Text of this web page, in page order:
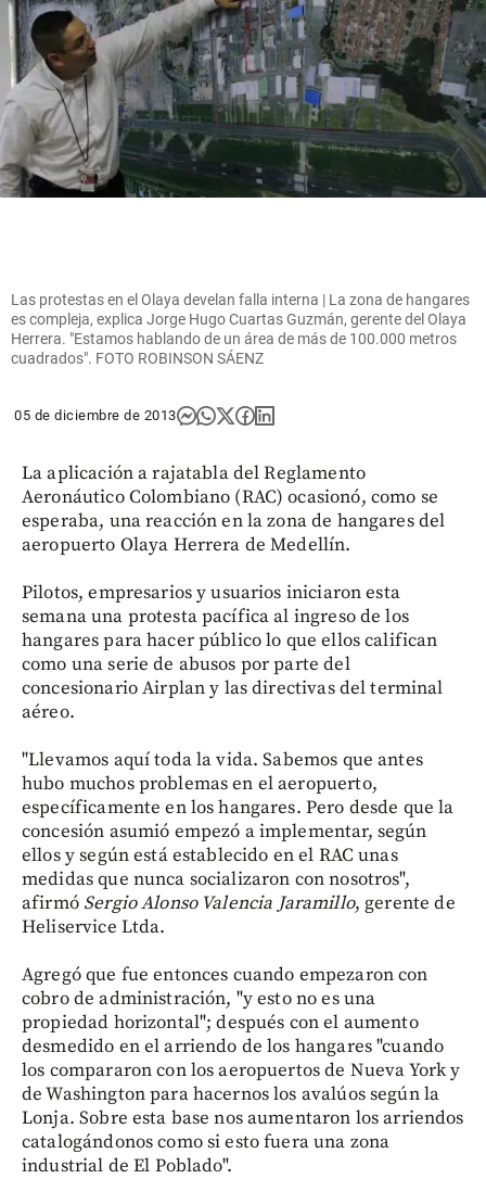
Las protestas en el Olaya develan falla interna | La zona de hangares
es compleja, explica Jorge Hugo Cuartas Guzmán, gerente del Olaya
Herrera. "Estamos hablando de un área de más de 100.000 metros
cuadrados". FOTO ROBINSON SÁENZ
05 de diciembre de 2013
La aplicación a rajatabla del Reglamento
Aeronáutico Colombiano (RAC) ocasionó, como se
esperaba, una reacción en la zona de hangares del
aeropuerto Olaya Herrera de Medellín.
Pilotos, empresarios y usuarios iniciaron esta
semana una protesta pacífica al ingreso de los
hangares para hacer público lo que ellos califican
como una serie de abusos por parte del
concesionario Airplan y las directivas del terminal
aéreo.
"Llevamos aquí toda la vida. Sabemos que antes
hubo muchos problemas en el aeropuerto,
específicamente en los hangares. Pero desde que la
concesión asumió empezó a implementar, según
ellos y según está establecido en el RAC unas
medidas que nunca socializaron con nosotros",
afirmó Sergio Alonso Valencia Jaramillo, gerente de
Heliservice Ltda.
Agregó que fue entonces cuando empezaron con
cobro de administración, "y esto no es una
propiedad horizontal"; después con el aumento
desmedido en el arriendo de los hangares "cuando
los compararon con los aeropuertos de Nueva York y
de Washington para hacernos los avalúos según la
Lonja. Sobre esta base nos aumentaron los arriendos
catalogándonos como si esto fuera una zona
industrial de El Poblado".